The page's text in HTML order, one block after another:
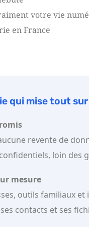
votre vie
en France
qui mise tout
revente de
loin des
mesure
outils familiaux
contacts et ses